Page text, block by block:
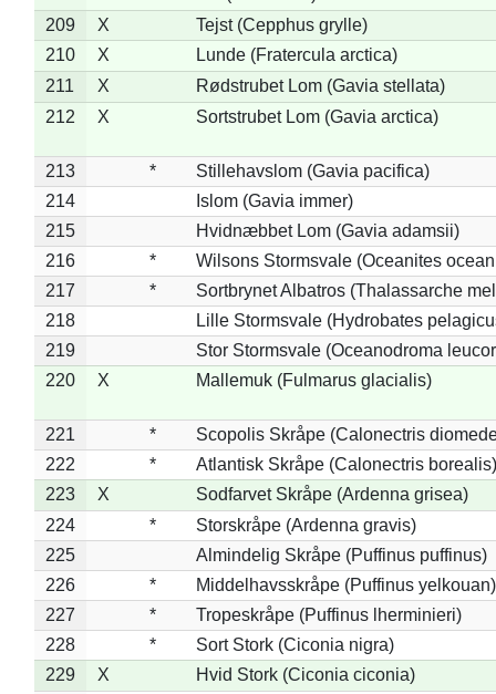
209
X
Tejst (Cepphus grylle)
210
X
Lunde (Fratercula arctica)
211
X
Rødstrubet Lom (Gavia stellata)
212
X Sortstrubet Lom (Gavia arctica)
213 *
Stillehavslom (Gavia pacifica)
214
Islom (Gavia immer)
215
Hvidnæbbet Lom (Gavia adamsii)
216
*
Wilsons Stormsvale (Oceanites
217
*
Sortbrynet Albatros (Thalassarche
218
Lille Stormsvale (Hydrobates
219
Stor Stormsvale (Oceanodroma
220
X Mallemuk (Fulmarus glacialis)
221 *
Scopolis Skråpe (Calonectris
222
*
Atlantisk Skråpe (Calonectris borealis)
223
X
Sodfarvet Skråpe (Ardenna grisea)
224
*
Storskråpe (Ardenna gravis)
225
Almindelig Skråpe (Puffinus puffinus)
226
*
Middelhavsskråpe (Puffinus yelkouan)
227
*
Tropeskråpe (Puffinus lherminieri)
228
*
Sort Stork (Ciconia nigra)
229
X
Hvid Stork (Ciconia ciconia)